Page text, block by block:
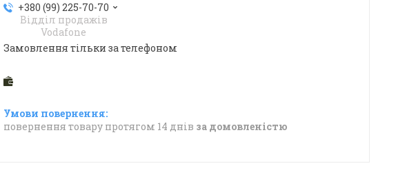
+380 (99) 225-70-70
Відділ продажів
Vodafone
Замовлення тільки за телефоном
повернення товару протягом 14 днів за домовленістю